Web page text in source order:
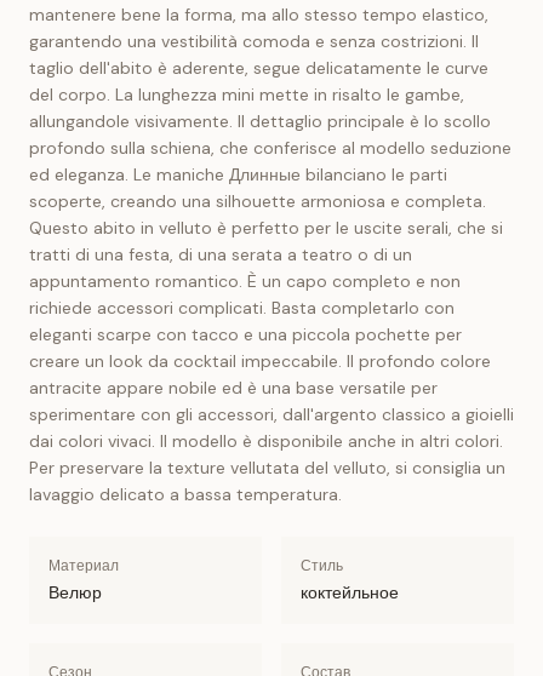
mantenere bene la forma, ma allo stesso tempo elastico,
garantendo una vestibilità comoda e senza costrizioni. Il
taglio dell'abito è aderente, segue delicatamente le curve
del corpo. La lunghezza mini mette in risalto le gambe,
allungandole visivamente. Il dettaglio principale è lo scollo
profondo sulla schiena, che conferisce al modello seduzione
ed eleganza. Le maniche Длинные bilanciano le parti
scoperte, creando una silhouette armoniosa e completa.
Questo abito in velluto è perfetto per le uscite serali, che si
tratti di una festa, di una serata a teatro o di un
appuntamento romantico. È un capo completo e non
richiede accessori complicati. Basta completarlo con
eleganti scarpe con tacco e una piccola pochette per
creare un look da cocktail impeccabile. Il profondo colore
antracite appare nobile ed è una base versatile per
sperimentare con gli accessori, dall'argento classico a gioielli
dai colori vivaci. Il modello è disponibile anche in altri colori.
Per preservare la texture vellutata del velluto, si consiglia un
lavaggio delicato a bassa temperatura.
Материал
Велюр
Стиль
коктейльное